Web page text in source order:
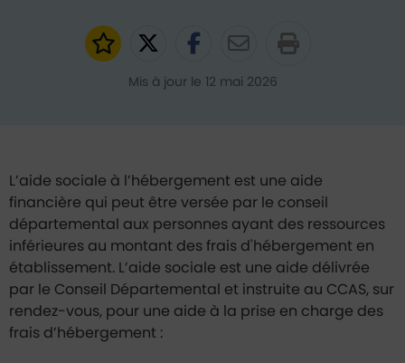
Ajouter aux favoris
Partager sur Twitter
Partager sur
Partager par
Mis à jour le 12 mai 2026
L’aide sociale à l’hébergement est une aide
financière qui peut être versée par le conseil
départemental aux personnes ayant des ressources
inférieures au montant des frais d'hébergement en
établissement. L’aide sociale est une aide délivrée
par le Conseil Départemental et instruite au CCAS, sur
rendez-vous, pour une aide à la prise en charge des
frais d’hébergement :